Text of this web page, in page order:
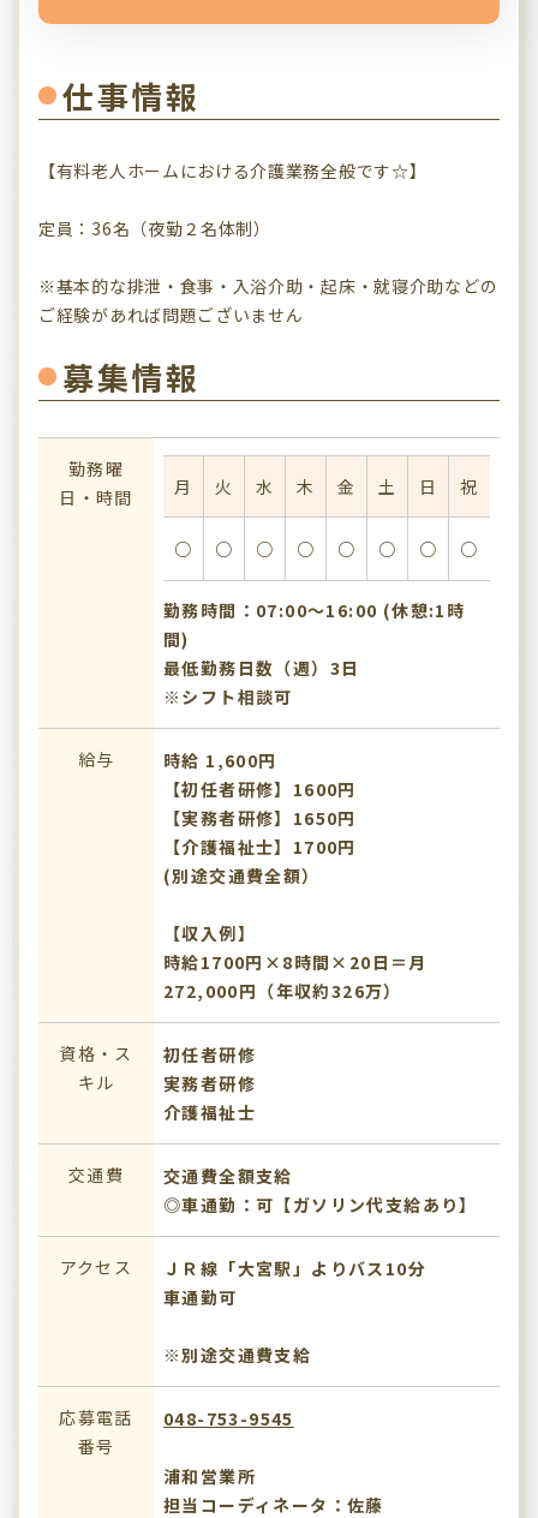
仕事情報
【有料老人ホームにおける介護業務全般です☆】
定員：36名（夜勤２名体制）
※基本的な排泄・食事・入浴介助・起床・就寝介助などの
ご経験があれば問題ございません
募集情報
勤務曜
日・時間
月 火 水 木 金 土 日 祝
○ ○ ○ ○ ○ ○ ○ ○
勤務時間：07:00〜16:00 (休憩:1時
間)
最低勤務日数（週）3日
※シフト相談可
給与
時給 1,600円
【初任者研修】1600円
【実務者研修】1650円
【介護福祉士】1700円
(別途交通費全額）
【収入例】
時給1700円×8時間×20日＝月
272,000円（年収約326万）
資格・ス
キル
初任者研修
実務者研修
介護福祉士
交通費
交通費全額支給
◎車通勤：可【ガソリン代支給あり】
アクセス
ＪＲ線「大宮駅」よりバス10分
車通勤可
※別途交通費支給
応募電話
番号
048-753-9545
浦和営業所
担当コーディネータ：佐藤